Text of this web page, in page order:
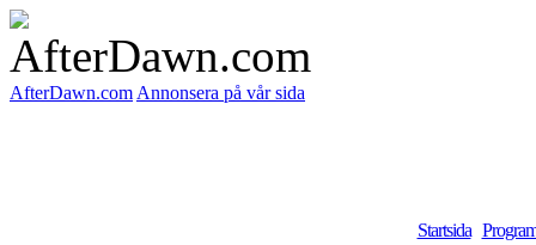
AfterDawn.com Annonsera på vår sida
Startsida